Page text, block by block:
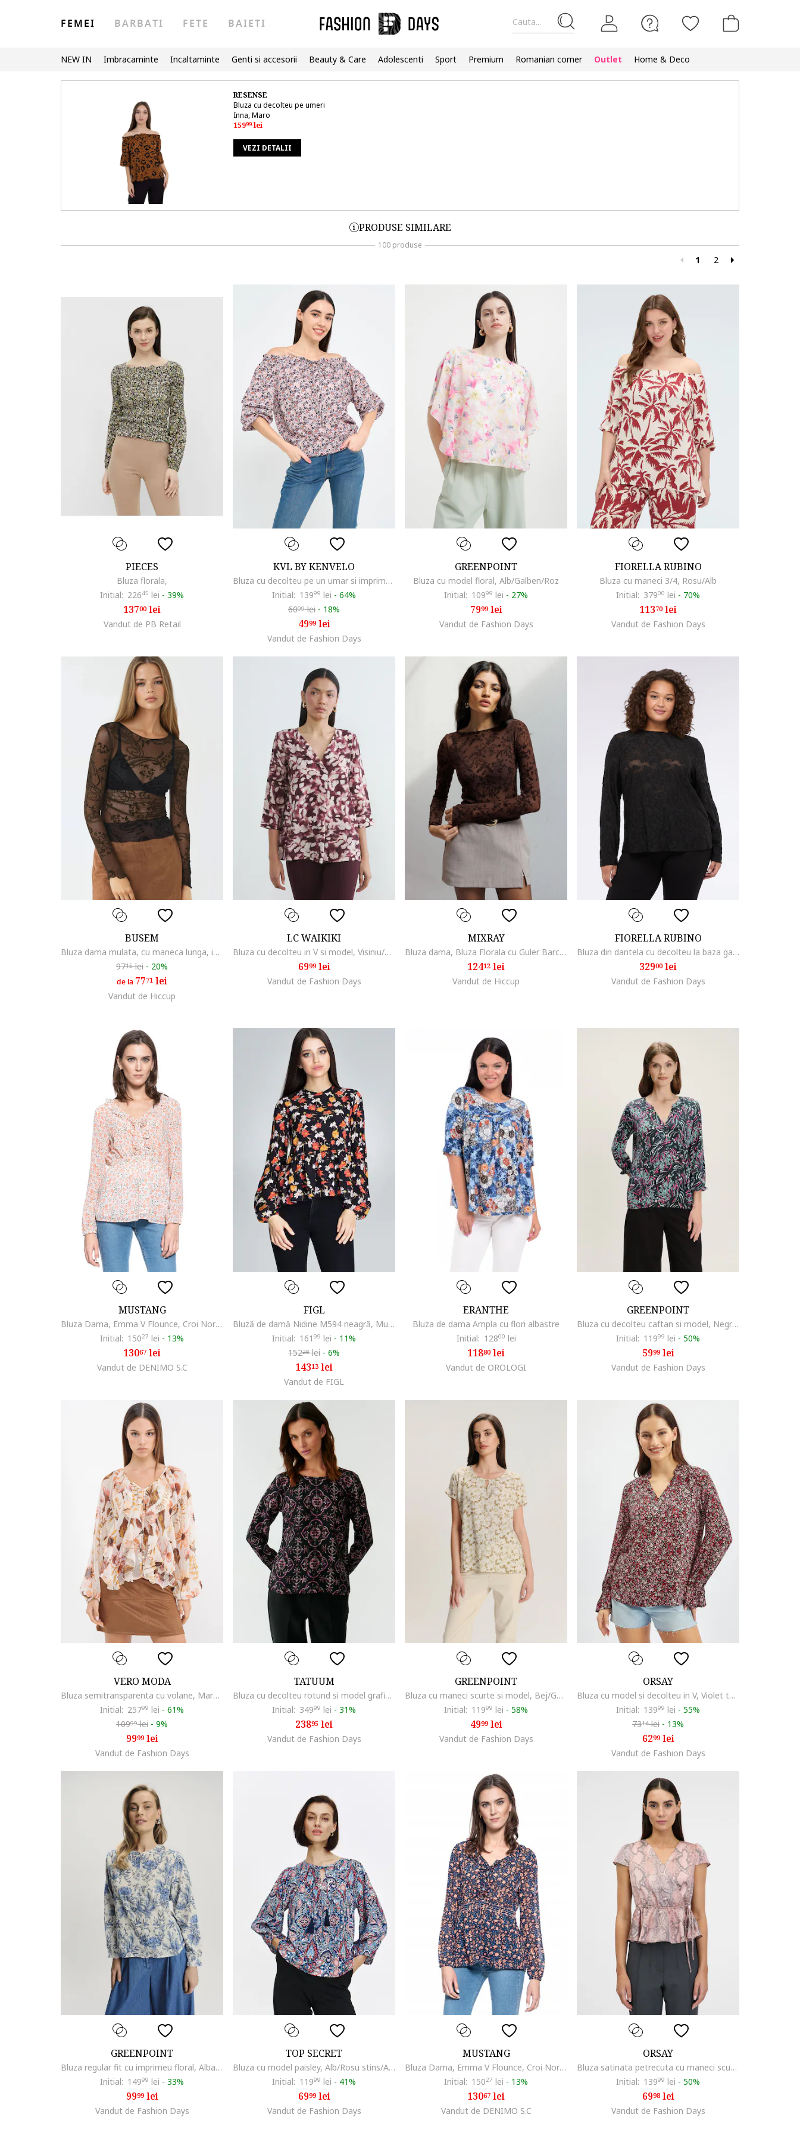
Cauta...
FEMEI BARBATI FETE BAIETI
NEW IN Imbracaminte Incaltaminte Genti si accesorii Beauty & Care Adolescenti Sport Premium Romanian corner Outlet Home & Deco
RESENSE
Bluza cu decolteu pe umeri
Inna, Maro
15999lei
VEZI DETALII
PRODUSE SIMILARE
100 produse
1 2
PIECES
Bluza florala,
Initial: 22645 lei - 39%
13700lei
Vandut de PB Retail
KVL BY KENVELO
Bluza cu decolteu pe un umar si imprimeu floral, Multicolor
Initial: 13999 lei - 64%
6099lei - 18%
4999lei
Vandut de Fashion Days
GREENPOINT
Bluza cu model floral, Alb/Galben/Roz
Initial: 10999 lei - 27%
7999lei
Vandut de Fashion Days
FIORELLA RUBINO
Bluza cu maneci 3/4, Rosu/Alb
Initial: 37900 lei - 70%
11370lei
Vandut de Fashion Days
BUSEM
Bluza dama mulata, cu maneca lunga, imprimeu, negru, poliester-elastan
9715lei - 20%
de la 7771 lei
Vandut de Hiccup
LC WAIKIKI
Bluza cu decolteu in V si model, Visiniu/Alb fildes
6999lei
Vandut de Fashion Days
MIXRAY
Bluza dama, Bluza Florala cu Guler Barca, Detaliu Elastic, Maro, Textil
12412 lei
Vandut de Hiccup
FIORELLA RUBINO
Bluza din dantela cu decolteu la baza gatului, Negru
32900lei
Vandut de Fashion Days
MUSTANG
Bluza Dama, Emma V Flounce, Croi Normal, Lejera, Inchidere: Nasturi, Compozitie Material: 100% Bumbac, M Intl, Multicolor
Initial: 15027 lei - 13%
13067 lei
Vandut de DENIMO S.C
FIGL
Bluză de damă Nidine M594 neagră, Multicolor
Initial: 161 99 lei - 11%
15228lei - 6%
14313lei
Vandut de FIGL
ERANTHE
Bluza de dama Ampla cu flori albastre
Initial: 12800 lei
11880lei
Vandut de OROLOGI
GREENPOINT
Bluza cu decolteu caftan si model, Negru/Fucsia/Gri cenusiu
Initial: 11999 lei - 50%
5999lei
Vandut de Fashion Days
VERO MODA
Bluza semitransparenta cu volane, Maro inchis/Roz prafuit/Bej deschis
Initial: 25799 lei - 61%
10999lei - 9%
9999lei
Vandut de Fashion Days
TATUUM
Bluza cu decolteu rotund si model grafic, Negru/Violet
Initial: 34999 lei - 31%
23895 lei
Vandut de Fashion Days
GREENPOINT
Bluza cu maneci scurte si model, Bej/Galben inchis
Initial: 11999 lei - 58%
4999lei
Vandut de Fashion Days
ORSAY
Bluza cu model si decolteu in V, Violet tyrian
Initial: 13999 lei - 55%
7314lei - 13%
6299lei
Vandut de Fashion Days
GREENPOINT
Bluza regular fit cu imprimeu floral, Albastru lavanda/Alb murdar
Initial: 14999 lei - 33%
9999lei
Vandut de Fashion Days
TOP SECRET
Bluza cu model paisley, Alb/Rosu stins/Albastru deschis
Initial: 11999 lei - 41%
6999lei
Vandut de Fashion Days
MUSTANG
Bluza Dama, Emma V Flounce, Croi Normal, Lejera, Inchidere: Nasturi, Material: 100% Bumbac, M Intl, Multicolor
Initial: 15027 lei - 13%
13067 lei
Vandut de DENIMO S.C
ORSAY
Bluza satinata petrecuta cu maneci scurte si terminatie cu volan, Negru stins/Roz prafuit
Initial: 13999 lei - 50%
6998lei
Vandut de Fashion Days